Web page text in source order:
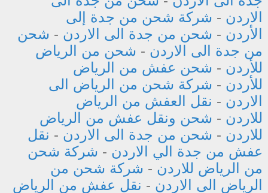
الاردن - شركة شحن من جدة إلى
الأردن - شحن من جدة الى الاردن - شحن
من جدة الى الاردن - شحن من الرياض
للأردن - شحن عفش من الرياض
للأردن - شركة شحن من الرياض الى
الاردن - نقل العفش من الرياض
للاردن - شحن ونقل عفش من الرياض
للاردن - شحن من جدة الى الاردن - نقل
عفش من جدة الي الاردن - شركة شحن
من الرياض للاردن - شركة شحن من
الرياض الى الاردن - نقل عفش من الرياض